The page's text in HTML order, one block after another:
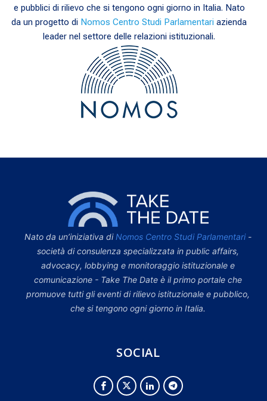
e pubblici di rilievo che si tengono ogni giorno in Italia. Nato
da un progetto di Nomos Centro Studi Parlamentari azienda
leader nel settore delle relazioni istituzionali.
Nato da un’iniziativa di Nomos Centro Studi Parlamentari-
società di consulenza specializzata in public affairs,
advocacy, lobbying e monitoraggio istituzionale e
comunicazione - Take The Date è il primo portale che
promuove tutti gli eventi di rilievo istituzionale e pubblico,
che si tengono ogni giorno in Italia.
SOCIAL